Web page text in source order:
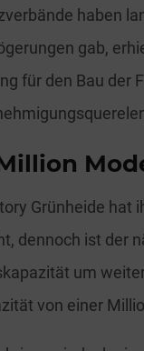
haben
gab,
für den Bau der
Grünheide hat
dennoch ist der
um
von einer